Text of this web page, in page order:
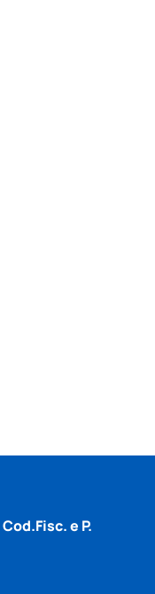
Cod.Fisc. e P.